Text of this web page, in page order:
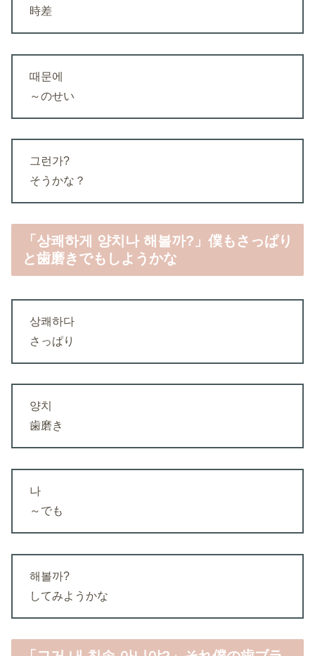
時差
때문에
～のせい
그런가?
そうかな？
「상쾌하게 양치나 해볼까?」僕もさっぱり
と歯磨きでもしようかな
상쾌하다
さっぱり
양치
歯磨き
나
～でも
해볼까?
してみようかな